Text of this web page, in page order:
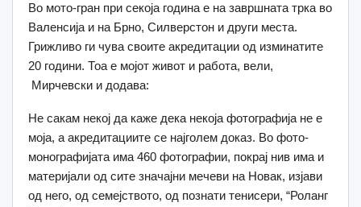
Во мото-гран при секоја година е на завршната трка во
Валенсија и на Брно, Силверстон и други места.
Грижливо ги чува своите акредитации од изминатите
20 години. Тоа е мојот живот и работа, вели,
Мирчевски и додава:
Не сакам некој да каже дека некоја фотографија не е
моја, а акредитациите се најголем доказ. Во фото-
монографијата има 460 фотографии, покрај нив има и
материјали од сите значајни мечеви на Новак, изјави
од него, од семејството, од познати тенисери, “Роланг